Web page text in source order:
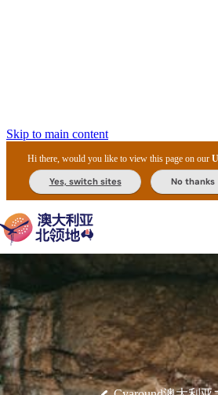
Skip to main content
Hi there, would you like to view this page on our
Yes, switch sites No thanks
主
导
航
最
达
文
丽
斯
乌
鲁
鲁
杜
国
公
园
菲
特
国
家
公
园
瓦
塔
卡
国
家
公
园
提
维
群
岛
东
阿
纳
姆
地
马
塔
兰
卡
温
尼
米
鲁
克
国
家
鲁
鲁
/
魔
鬼
大
理马
茨
/
西
麦
克
体
化
验
食
攻
节
与
活
动
户
外
探
险
和
野
生
动
植
物
历
史
和
遗
产
钓
鱼
高
端
旅
游
露
营
和
豪
华
旅
行
宿
同
旅
租
和
交
通